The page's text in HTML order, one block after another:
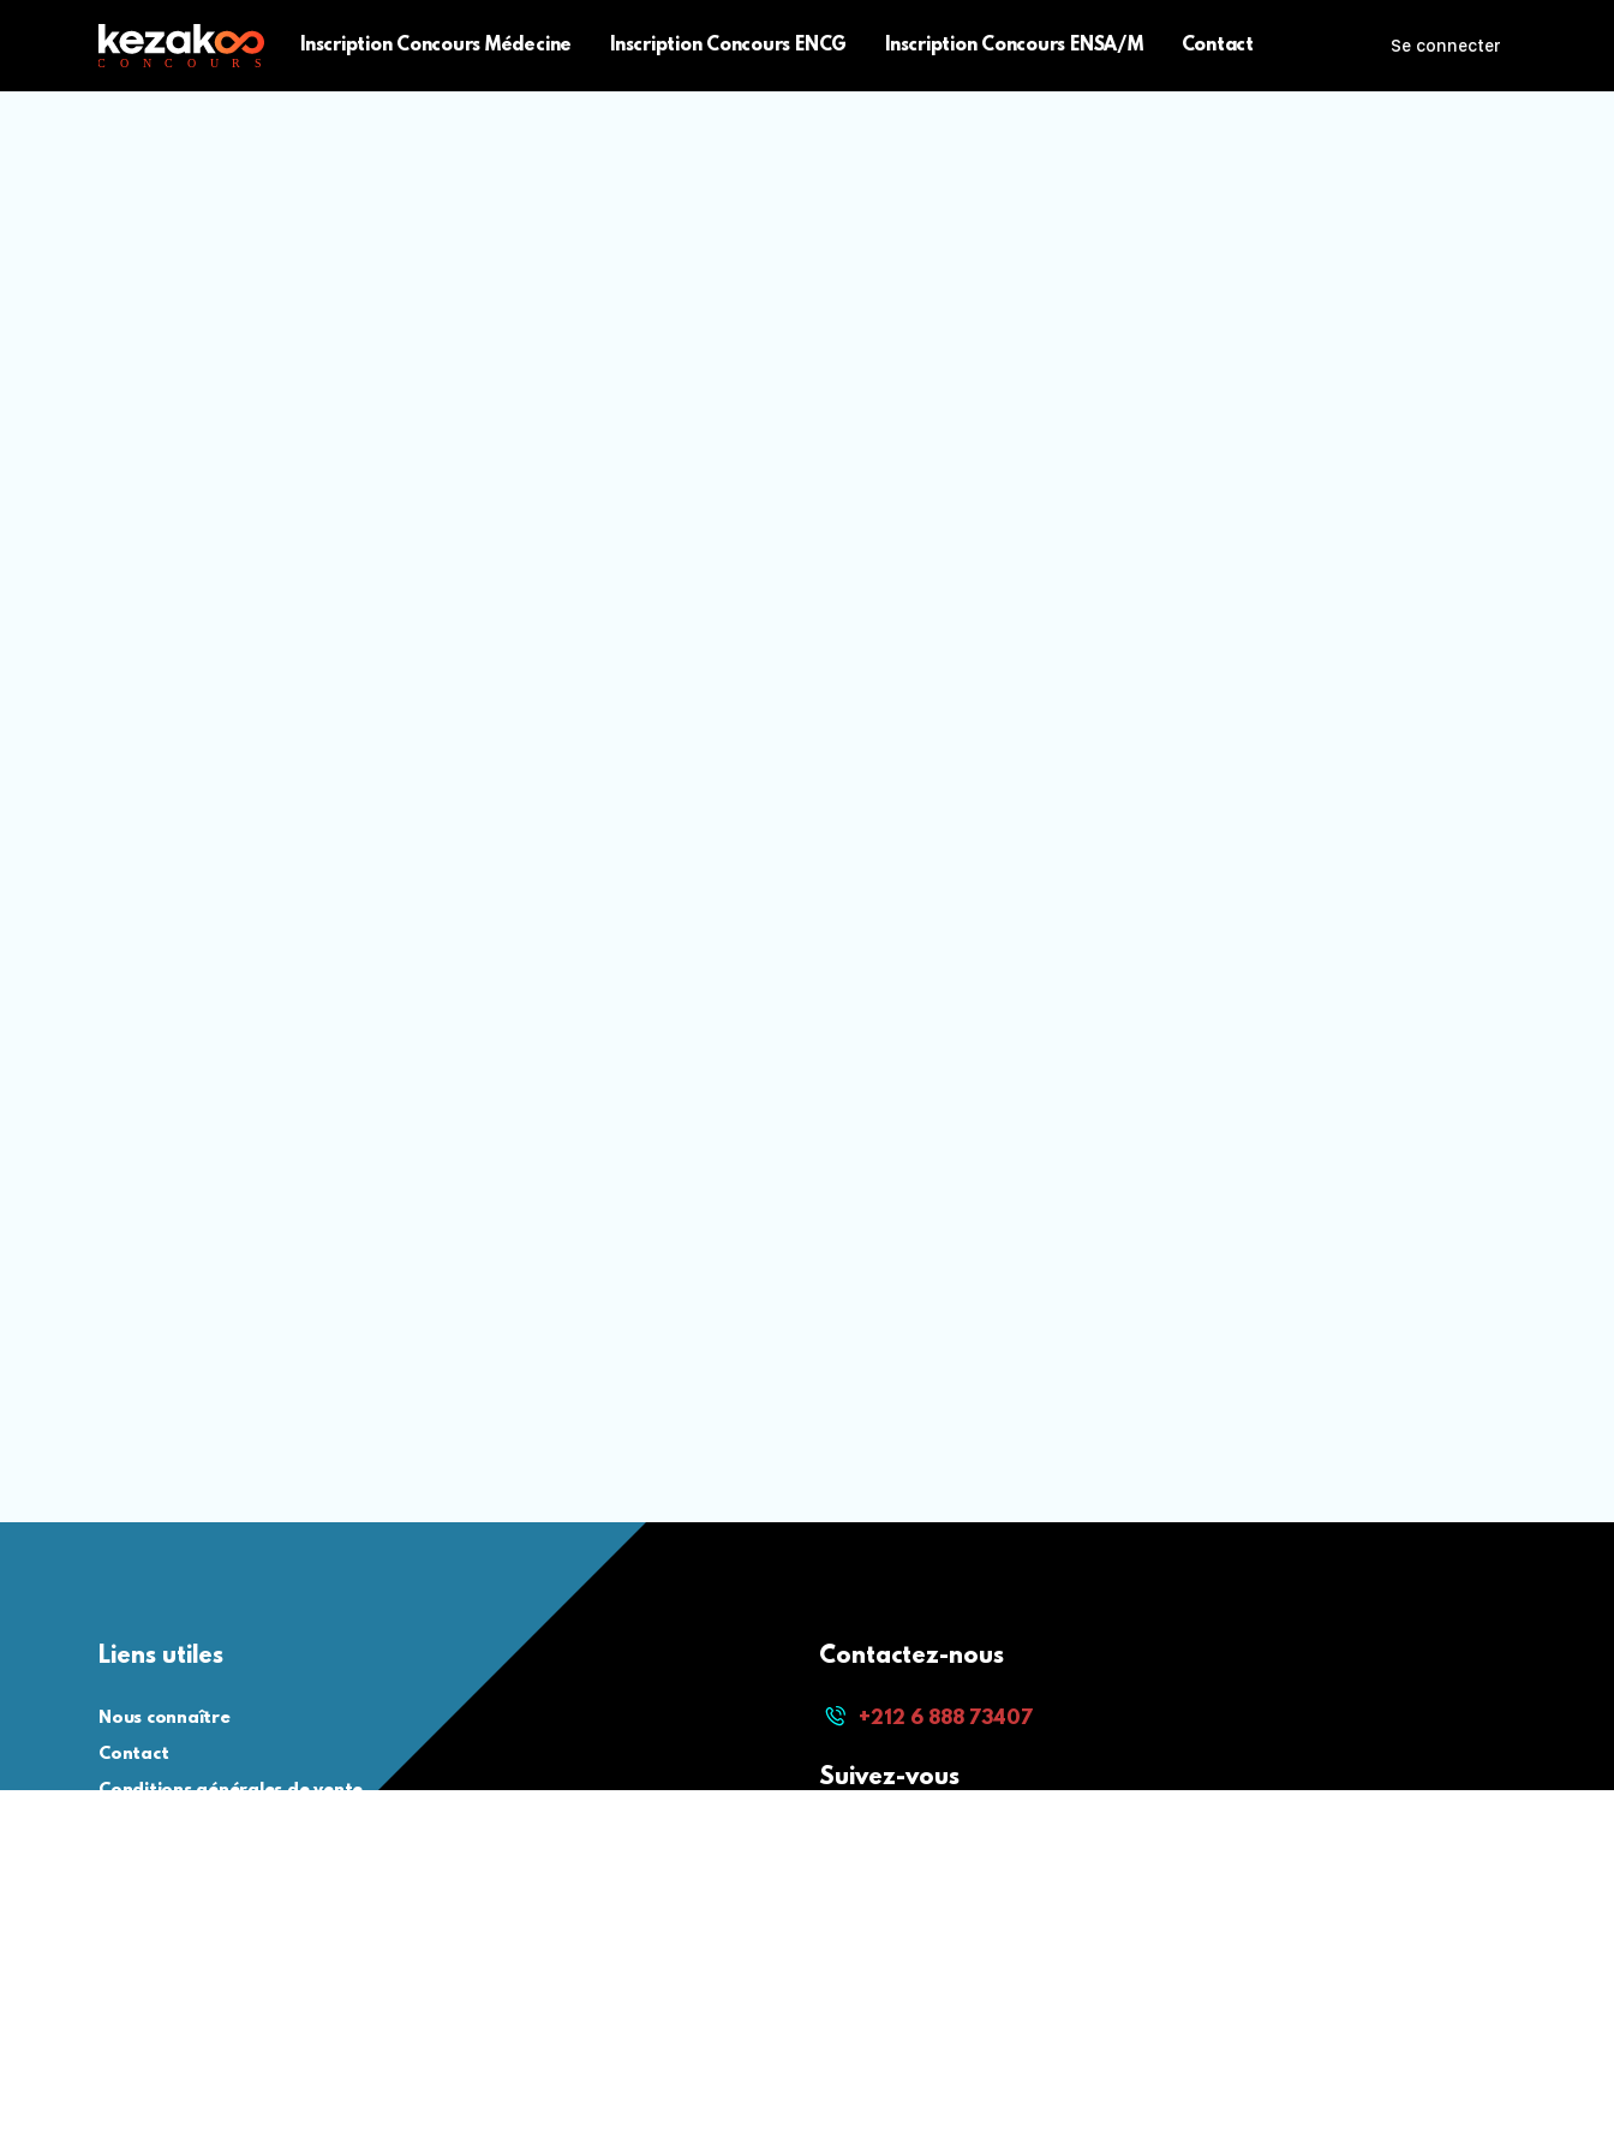
Inscription Concours Médecine Inscription Concours ENCG Inscription Concours ENSA/M Contact Se connecter
Liens utiles
Nous connaître
Contact
Conditions générales de vente
Contactez-nous
+212 6 888 73407
Suivez-vous